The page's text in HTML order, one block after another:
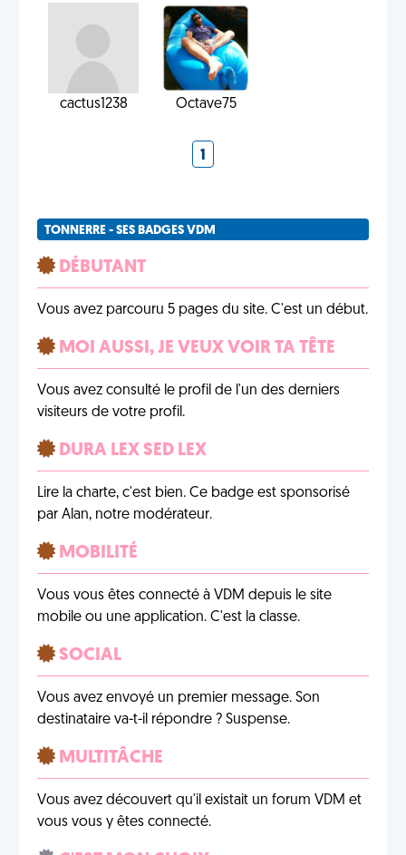
cactus1238 Octave75
1
TONNERRE - SES BADGES VDM
DÉBUTANT
Vous avez parcouru 5 pages du site. C'est un début.
MOI AUSSI, JE VEUX VOIR TA TÊTE
Vous avez consulté le profil de l'un des derniers
visiteurs de votre profil.
DURA LEX SED LEX
Lire la charte, c'est bien. Ce badge est sponsorisé
par Alan, notre modérateur.
MOBILITÉ
Vous vous êtes connecté à VDM depuis le site
mobile ou une application. C'est la classe.
SOCIAL
Vous avez envoyé un premier message. Son
destinataire va-t-il répondre ? Suspense.
MULTITÂCHE
Vous avez découvert qu'il existait un forum VDM et
vous vous y êtes connecté.